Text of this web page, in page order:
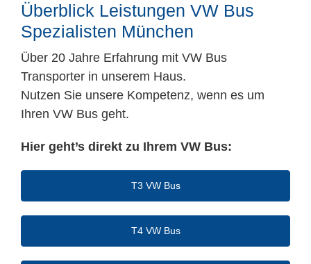
Überblick Leistungen VW Bus
Spezialisten München
Über 20 Jahre Erfahrung mit VW Bus
Transporter in unserem Haus.
Nutzen Sie unsere Kompetenz, wenn es um
Ihren VW Bus geht.
Hier geht’s direkt zu Ihrem VW Bus:
T3 VW Bus
T4 VW Bus